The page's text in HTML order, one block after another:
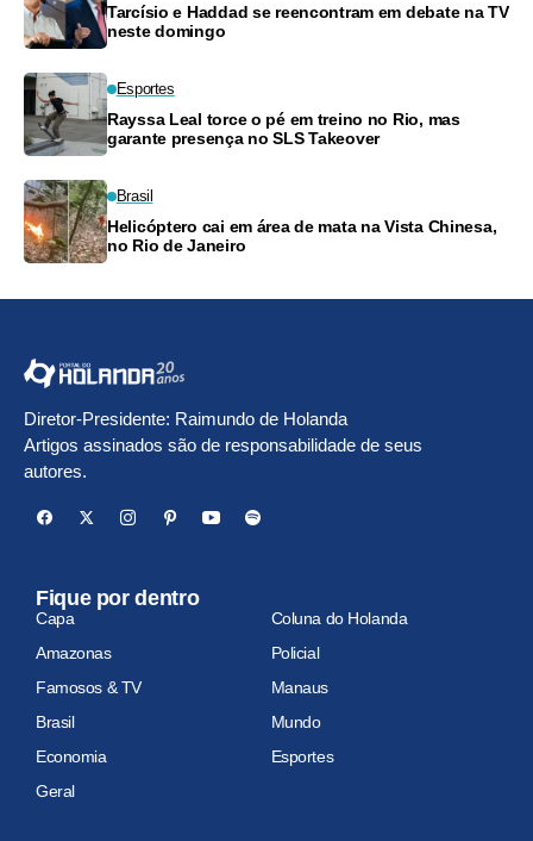
Tarcísio e Haddad se reencontram em debate na TV
neste domingo
Esportes
Rayssa Leal torce o pé em treino no Rio, mas
garante presença no SLS Takeover
Brasil
Helicóptero cai em área de mata na Vista Chinesa,
no Rio de Janeiro
Diretor-Presidente: Raimundo de Holanda
Artigos assinados são de responsabilidade de seus
autores.
Fique por dentro
Capa
Coluna do Holanda
Amazonas
Policial
Famosos & TV
Manaus
Brasil
Mundo
Economia
Esportes
Geral